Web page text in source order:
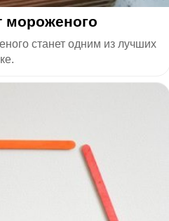
мороженого
станет одним из лучших